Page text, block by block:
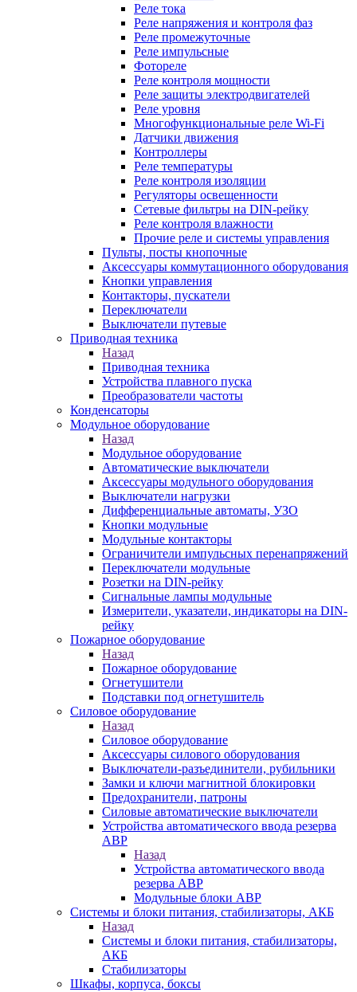
Реле тока
Реле напряжения и контроля фаз
Реле промежуточные
Реле импульсные
Фотореле
Реле контроля мощности
Реле защиты электродвигателей
Реле уровня
Многофункциональные реле Wi-Fi
Датчики движения
Контроллеры
Реле температуры
Реле контроля изоляции
Регуляторы освещенности
Сетевые фильтры на DIN-рейку
Реле контроля влажности
Прочие реле и системы управления
Пульты, посты кнопочные
Аксессуары коммутационного оборудования
Кнопки управления
Контакторы, пускатели
Переключатели
Выключатели путевые
Приводная техника
Назад
Приводная техника
Устройства плавного пуска
Преобразователи частоты
Конденсаторы
Модульное оборудование
Назад
Модульное оборудование
Автоматические выключатели
Аксессуары модульного оборудования
Выключатели нагрузки
Дифференциальные автоматы, УЗО
Кнопки модульные
Модульные контакторы
Ограничители импульсных перенапряжений
Переключатели модульные
Розетки на DIN-рейку
Сигнальные лампы модульные
Измерители, указатели, индикаторы на DIN-
рейку
Пожарное оборудование
Назад
Пожарное оборудование
Огнетушители
Подставки под огнетушитель
Силовое оборудование
Назад
Силовое оборудование
Аксессуары силового оборудования
Выключатели-разъединители, рубильники
Замки и ключи магнитной блокировки
Предохранители, патроны
Силовые автоматические выключатели
Устройства автоматического ввода резерва
АВР
Назад
Устройства автоматического ввода
резерва АВР
Модульные блоки АВР
Системы и блоки питания, стабилизаторы, АКБ
Назад
Системы и блоки питания, стабилизаторы,
АКБ
Стабилизаторы
Шкафы, корпуса, боксы